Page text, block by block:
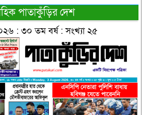
পাতাকুঁড়ির দেশ
: ৩০ তম বর্ষ : সংখ্যা ২৫